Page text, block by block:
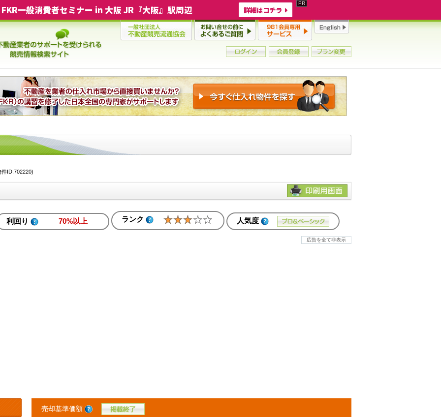
FKR一般消費者セミナー in 大阪 JR『大阪』駅周辺 詳細はコチラ
ID:702220)
利回り 70%以上 ランク 人気度
広告を全て非表示
売却基準価額